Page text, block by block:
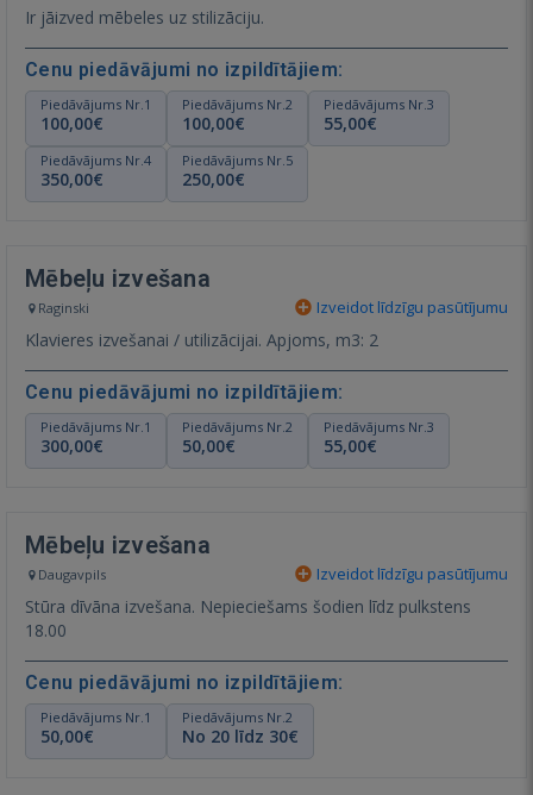
Ir jāizved mēbeles uz stilizāciju.
Cenu piedāvājumi no izpildītājiem:
Piedāvājums Nr.1
100,00€
Piedāvājums Nr.2
100,00€
Piedāvājums Nr.3
55,00€
Piedāvājums Nr.4
350,00€
Piedāvājums Nr.5
250,00€
Mēbeļu izvešana
Raginski Izveidot līdzīgu pasūtījumu
Klavieres izvešanai / utilizācijai. Apjoms, m3: 2
Cenu piedāvājumi no izpildītājiem:
Piedāvājums Nr.1
300,00€
Piedāvājums Nr.2
50,00€
Piedāvājums Nr.3
55,00€
Mēbeļu izvešana
Daugavpils Izveidot līdzīgu pasūtījumu
Stūra dīvāna izvešana. Nepieciešams šodien līdz pulkstens
18.00
Cenu piedāvājumi no izpildītājiem:
Piedāvājums Nr.1
50,00€
Piedāvājums Nr.2
No 20 līdz 30€